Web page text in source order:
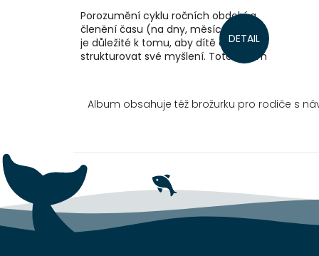
DETAIL
Porozumění cyklu ročních období a
členění času (na dny, měsíce, roky)
je důležité k tomu, aby dítě dokázalo
strukturovat své myšlení. Toto album
Album obsahuje též brožurku pro rodiče s